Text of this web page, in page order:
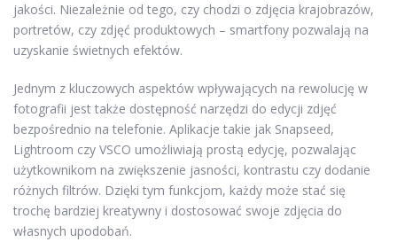
jakości. Niezależnie od tego, czy chodzi o zdjęcia krajobrazów,
portretów, czy zdjęć produktowych – smartfony pozwalają na
uzyskanie świetnych efektów.
Jednym z kluczowych aspektów wpływających na rewolucję w
fotografii jest także dostępność narzędzi do edycji zdjęć
bezpośrednio na telefonie. Aplikacje takie jak Snapseed,
Lightroom czy VSCO umożliwiają prostą edycję, pozwalając
użytkownikom na zwiększenie jasności, kontrastu czy dodanie
różnych filtrów. Dzięki tym funkcjom, każdy może stać się
trochę bardziej kreatywny i dostosować swoje zdjęcia do
własnych upodobań.